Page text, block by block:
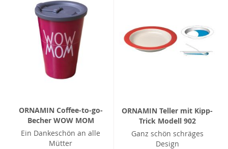
ORNAMIN Coffee-to-go-
Becher WOW MOM
Ein Dankeschön an alle
Mütter
ORNAMIN Teller mit Kipp-
Trick Modell 902
Ganz schön schräges
Design